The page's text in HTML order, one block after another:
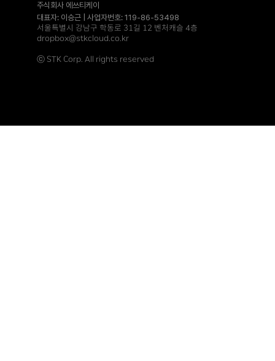
주식회사 에쓰티케이
대표자: 이승근 | 사업자번호: 119-86-53498
서울특별시 강남구 학동로 31길 12 벤처캐슬 4층
dropbox@stkcloud.co.kr
ⓒ STK Corp. All rights reserved